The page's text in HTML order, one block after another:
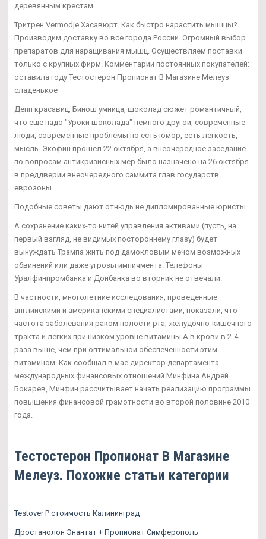
деревянным крестам.
Тритрен Vermodje Хасавюрт. Как быстро нарастить мышцы?
Производим доставку во все города России. Огромный выбор
препаратов для наращивания мышц. Осуществляем поставки
только с крупных фирм. Комментарии постоянных покупателей:
оставила году Тестостерон Пропионат В Магазине Мелеуз
сладенькое
Депп красавиц, Бинош умница, шоколад сюжет романтичный,
что еще надо "Уроки шоколада" немного другой, современные
люди, современные проблемы но есть юмор, есть легкость,
мысль. Экофин прошел 22 октября, а внеочередное заседание
по вопросам антикризисных мер было назначено на 26 октября
в преддверии внеочередного саммита глав государств
еврозоны.
Подобные советы дают отнюдь не дипломированные юристы.
А сохранение каких-то нитей управления активами (пусть, на
первый взгляд, не видимых постороннему глазу) будет
вынуждать Трампа жить под дамокловым мечом возможных
обвинений или даже угрозы импичмента. Телефоны
Уралфинпромбанка и Донбанка во вторник не отвечали.
В частности, многолетние исследования, проведенные
английскими и американскими специалистами, показали, что
частота заболевания раком полости рта, желудочно-кишечного
тракта и легких при низком уровне витамины А в крови в 2-4
раза выше, чем при оптимальной обеспеченности этим
витамином. Как сообщал в мае директор департамента
международных финансовых отношений Минфина Андрей
Бокарев, Минфин рассчитывает начать реализацию программы
повышения финансовой грамотности во второй половине 2010
года.
Тестостерон Пропионат В Магазине
Мелеуз. Похожие статьи категории
Testover P стоимость Калининград
Дростанолон Энантат + Пропионат Симферополь